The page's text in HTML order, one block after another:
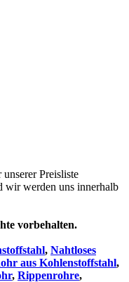
Preisliste
wir werden uns innerhalb
vorbehalten.
, Nahtloses
aus Kohlenstoffstahl,
, Rippenrohre,